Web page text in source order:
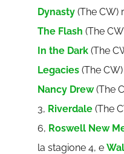
Dynasty (The CW)
The Flash (The
In the Dark (The
Legacies (The
Nancy Drew(The
3, Riverdale (The
6, Roswell New
la stagione 4, e